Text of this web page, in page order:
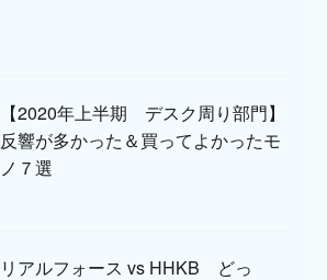
【2020年上半期 デスク周り部門】
反響が多かった＆買ってよかったモ
ノ７選
リアルフォース vs HHKB どっ